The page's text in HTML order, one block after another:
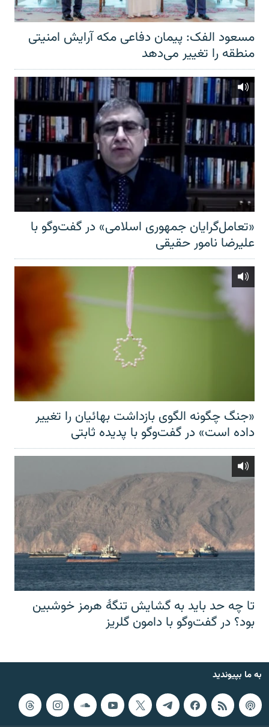
مسعود الفک: پیمان دفاعی مکه آرایش امنیتی
منطقه را تغییر می‌دهد
«تعامل‌گرایان جمهوری اسلامی» در گفت‌وگو با
علیرضا نامور حقیقی
«جنگ چگونه الگوی بازداشت بهائیان را تغییر
داده است» در گفت‌وگو با پدیده ثابتی
تا چه حد باید به گشایش تنگهٔ هرمز خوشبین
بود؟ در گفت‌وگو با دامون گلریز
به ما بپیوندید